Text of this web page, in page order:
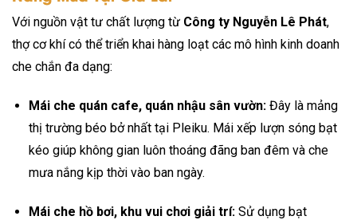
Với nguồn vật tư chất lượng từ Công ty Nguyễn Lê Phát,
thợ cơ khí có thể triển khai hàng loạt các mô hình kinh doanh
che chắn đa dạng:
Mái che quán cafe, quán nhậu sân vườn:Đây là mảng
thị trường béo bở nhất tại Pleiku. Mái xếp lượn sóng bạt
kéo giúp không gian luôn thoáng đãng ban đêm và che
mưa nắng kịp thời vào ban ngày.
Mái che hồ bơi, khu vui chơi giải trí:Sử dụng bạt